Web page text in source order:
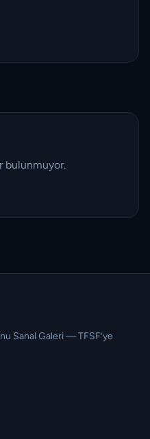
bulunmuyor.
Sanal Galeri — TFSF’ye